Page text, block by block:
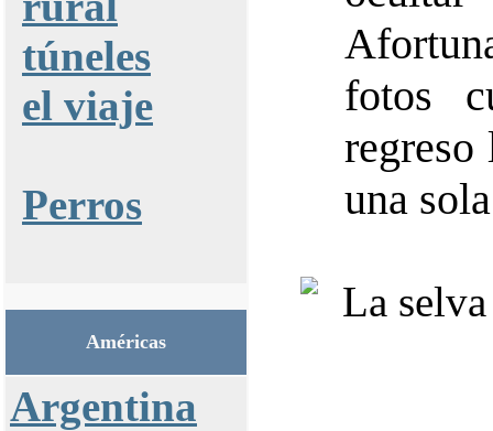
túneles
el viaje
Perros
Américas
Argentina
fotos
una